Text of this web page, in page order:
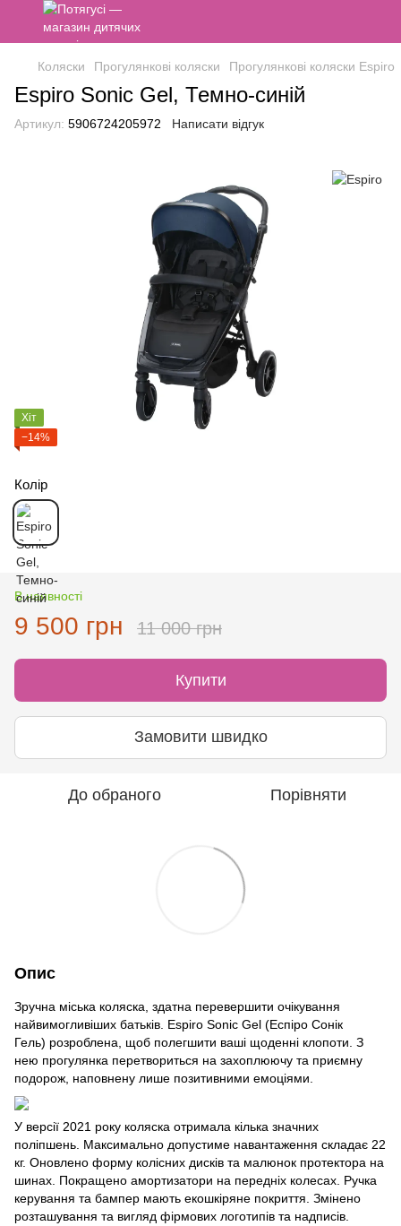
Коляски Прогулянкові коляски Прогулянкові коляски Espiro
Espiro Sonic Gel, Темно-синій
Артикул: 5906724205972 Написати відгук
Хіт
−14%
Колір
В наявності
9 500 грн 11 000 грн
Купити
Замовити швидко
До обраного Порівняти
Опис
Зручна міська коляска, здатна перевершити очікування
найвимогливіших батьків. Espiro Sonic Gel (Еспіро Сонік
Гель) розроблена, щоб полегшити ваші щоденні клопоти. З
нею прогулянка перетвориться на захоплюючу та приємну
подорож, наповнену лише позитивними емоціями.
У версії 2021 року коляска отримала кілька значних
поліпшень. Максимально допустиме навантаження складає 22
кг. Оновлено форму колісних дисків та малюнок протектора на
шинах. Покращено амортизатори на передніх колесах. Ручка
керування та бампер мають екошкіряне покриття. Змінено
розташування та вигляд фірмових логотипів та надписів.